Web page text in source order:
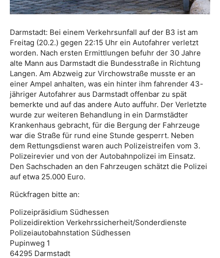
Darmstadt: Bei einem Verkehrsunfall auf der B3 ist am
Freitag (20.2.) gegen 22:15 Uhr ein Autofahrer verletzt
worden. Nach ersten Ermittlungen befuhr der 30 Jahre
alte Mann aus Darmstadt die Bundesstraße in Richtung
Langen. Am Abzweig zur Virchowstraße musste er an
einer Ampel anhalten, was ein hinter ihm fahrender 43-
jähriger Autofahrer aus Darmstadt offenbar zu spät
bemerkte und auf das andere Auto auffuhr. Der Verletzte
wurde zur weiteren Behandlung in ein Darmstädter
Krankenhaus gebracht, für die Bergung der Fahrzeuge
war die Straße für rund eine Stunde gesperrt. Neben
dem Rettungsdienst waren auch Polizeistreifen vom 3.
Polizeirevier und von der Autobahnpolizei im Einsatz.
Den Sachschaden an den Fahrzeugen schätzt die Polizei
auf etwa 25.000 Euro.
Rückfragen bitte an:
Polizeipräsidium Südhessen
Polizeidirektion Verkehrssicherheit/Sonderdienste
Polizeiautobahnstation Südhessen
Pupinweg 1
64295 Darmstadt